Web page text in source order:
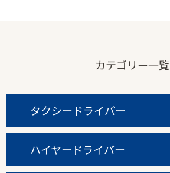
カテゴリー一覧
タクシードライバー
ハイヤードライバー